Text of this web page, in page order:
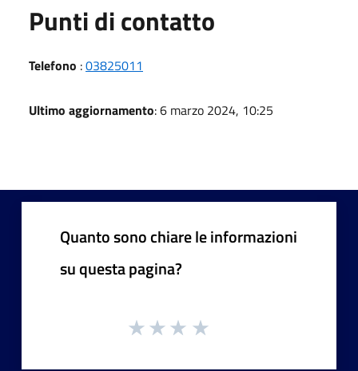
Punti di contatto
Telefono :03825011
Ultimo aggiornamento: 6 marzo 2024, 10:25
Quanto sono chiare le informazioni
su questa pagina?